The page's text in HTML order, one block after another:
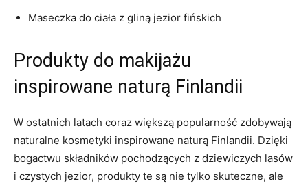
Maseczka do ciała z gliną jezior fińskich
Produkty ⁣do makijażu
inspirowane naturą‌ Finlandii
W ostatnich latach coraz‌ większą popularność zdobywają⁢
naturalne kosmetyki inspirowane naturą Finlandii. Dzięki‌
bogactwu‌ składników pochodzących‌ z dziewiczych lasów
i czystych jezior, produkty te ⁤są nie⁤ tylko skuteczne, ale